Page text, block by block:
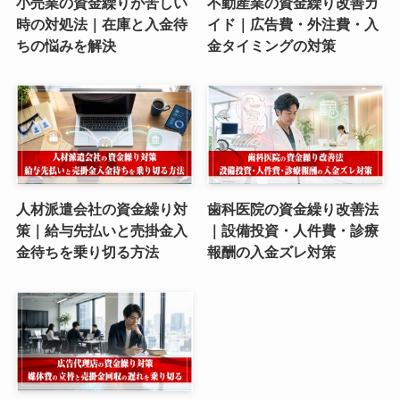
時の対処法｜在庫と入金待
ちの悩みを解決
イド｜広告費・外注費・入
金タイミングの対策
人材派遣会社の資金繰り対
策｜給与先払いと売掛金入
金待ちを乗り切る方法
歯科医院の資金繰り改善法
｜設備投資・人件費・診療
報酬の入金ズレ対策